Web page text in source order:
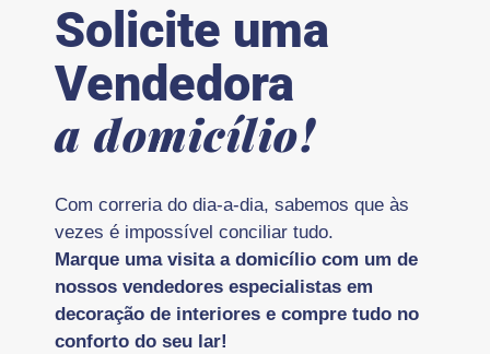
Solicite uma
Vendedora
a domicílio!
Com correria do dia-a-dia, sabemos que às
vezes é impossível conciliar tudo.
Marque uma visita a domicílio com um de
nossos vendedores especialistas em
decoração de interiores e compre tudo no
conforto do seu lar!